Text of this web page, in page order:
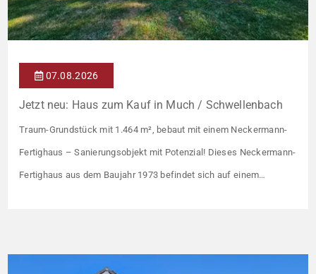
07.08.2026
Jetzt neu: Haus zum Kauf in Much / Schwellenbach
Traum-Grundstück mit 1.464 m², bebaut mit einem Neckermann-
Fertighaus – Sanierungsobjekt mit Potenzial! Dieses Neckermann-
Fertighaus aus dem Baujahr 1973 befindet sich auf einem
Familien, Mehrgenerationenwohnen oder die Kombination aus